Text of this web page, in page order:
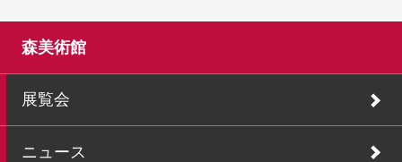
森美術館
展覧会
ニュース